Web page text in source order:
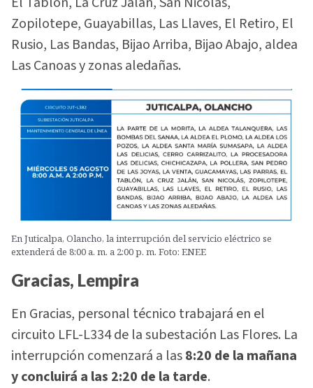
Zopilotepe, Guayabillas, Las Llaves, El Retiro, El
Rusio, Las Bandas, Bijao Arriba, Bijao Abajo, aldea
Las Canoas y zonas aledañas.
En Juticalpa, Olancho, la interrupción del servicio eléctrico se
extenderá de 8:00 a. m. a 2:00 p. m. Foto: ENEE
Gracias, Lempira
En Gracias, personal técnico trabajará en el
circuito LFL-L334 de la subestación Las Flores. La
interrupción comenzará a las8:20 de la mañana
y concluirá a las 2:20 de la tarde.